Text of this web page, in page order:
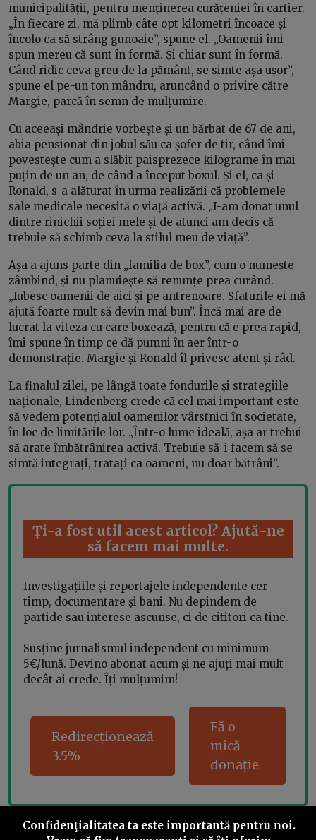
municipalității, pentru menținerea curățeniei în cartier.
„În fiecare zi, mă plimb câte opt kilometri încoace și
încolo ca să strâng gunoaie”, spune el. „Oamenii îmi
spun mereu că sunt în formă. Și chiar sunt în formă.
Când ridic ceva greu de la pământ, se simte așa ușor”,
spune el pe-un ton mândru, aruncând o privire către
Margie, parcă în semn de mulțumire.
Cu aceeași mândrie vorbește și un bărbat de 67 de ani,
abia pensionat din jobul său ca șofer de tir, când îmi
povestește cum a slăbit paisprezece kilograme în mai
puțin de un an, de când a început boxul. Și el, ca și
Ronald, s-a alăturat în urma realizării că problemele
sale medicale necesită o viață activă. „I-am donat unul
dintre rinichii soției mele și de atunci am decis că
trebuie să schimb ceva la stilul meu de viață”.
Așa a ajuns parte din „familia de box”, cum o numește
zâmbind, și nu planuiește să renunțe prea curând.
„Iubesc oamenii de aici și pe antrenoare. Sfaturile ei mă
ajută foarte mult să devin mai bun”. Încă mai are de
lucrat la viteza cu care boxează, pentru că e prea rapid,
îmi spune în timp ce dă pumni în aer într-o
demonstrație. Margie și Ronald îl privesc atent și râd.
La finalul zilei, pe lângă toate fondurile și strategiile
naționale, Lindenberg crede că cel mai important este
să vedem potențialul oamenilor vârstnici în societate,
în loc de limitările lor. „Într-o lume ideală, așa ar trebui
să arate îmbătrânirea activă. Trebuie să-i facem să se
simtă integrați, tratați ca oameni, nu doar bătrâni”.
Ți-a fost util acest articol? Ajută-ne
să facem mai multe.
Investigațiile și reportajele independente cer
timp, documentare și bani. Nu depindem de
partide sau interese ascunse, ci de cititori ca tine.
Susține jurnalismul independent cu minimum
5€/lună. Devino abonat acum și ne ajuți mai mult
decât ai crede. Îți mulțumim!
Redirecționează
3.5%
Fă o
mică
donație
Share this
Confidenţialitatea ta este importantă pentru noi.